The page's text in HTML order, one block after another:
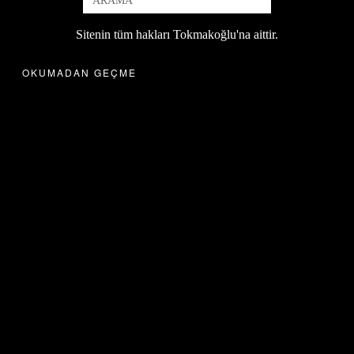
Sitenin tüm hakları Tokmakoğlu'na aittir.
OKUMADAN GEÇME